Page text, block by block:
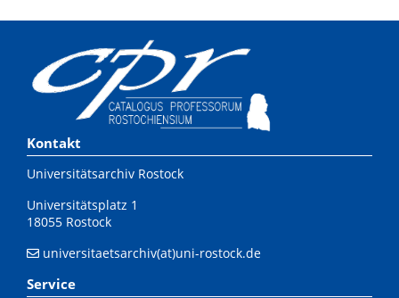
Kontakt
Universitätsarchiv Rostock
Universitätsplatz 1
18055 Rostock
universitaetsarchiv(at)uni-rostock.de
Service